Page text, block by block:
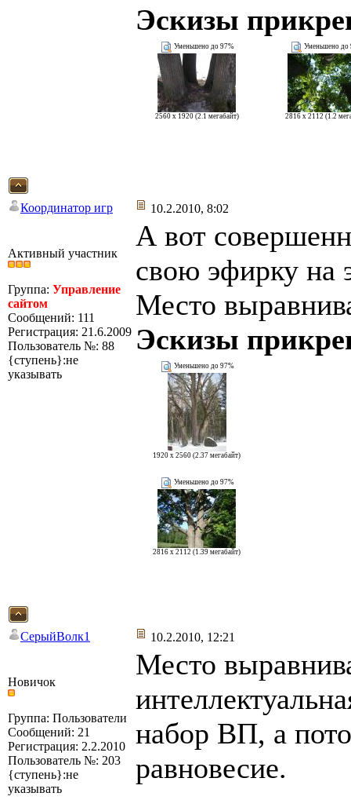
Эскизы
Уменьшено до 97%
2560 x 1920 (2.1 мегабайт)
Уменьшено до
2816 x 2112 (1.2
Координатор игр 10.2.2010, 8:02
Активный участник
Группа: Управление
сайтом
Сообщений: 111
Регистрация: 21.6.2009
Пользователь №: 88
{ступень}:не
указывать
А вот
свою эфирку на
Место
Эскизы
Уменьшено до 97%
1920 x 2560 (2.37 мегабайт)
Уменьшено до 97%
2816 x 2112 (1.39 мегабайт)
СерыйВолк1 10.2.2010, 12:21
Новичок
Группа: Пользователи
Сообщений: 21
Регистрация: 2.2.2010
Пользователь №: 203
{ступень}:не
указывать
Место
набор ВП, а
равновесие.